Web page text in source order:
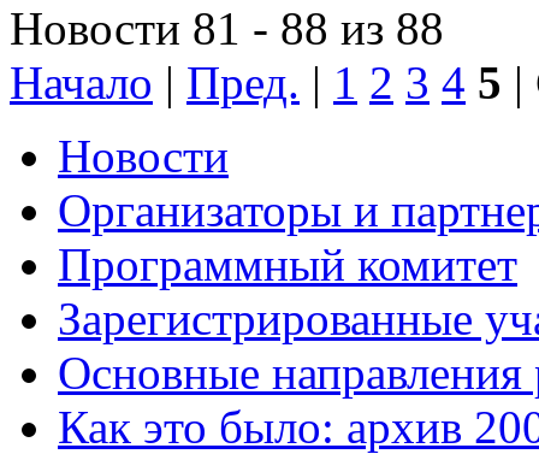
Новости 81 - 88 из 88
Начало | Пред. | 1 2 3 4 5 |
Новости
Организаторы и
Программный комитет
Зарегистрированные
Основные направления
Как это было: архив